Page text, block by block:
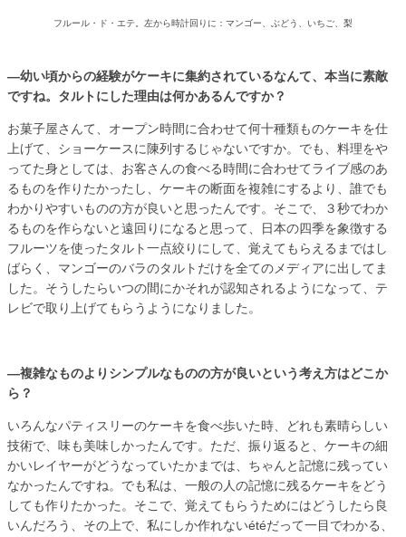
フルール・ド・エテ。左から時計回りに：マンゴー、ぶどう、いちご、梨
―幼い頃からの経験がケーキに集約されているなんて、本当に素敵
ですね。タルトにした理由は何かあるんですか？
お菓子屋さんて、オープン時間に合わせて何十種類ものケーキを仕
上げて、ショーケースに陳列するじゃないですか。でも、料理をや
ってた身としては、お客さんの食べる時間に合わせてライブ感のあ
るものを作りたかったし、ケーキの断面を複雑にするより、誰でも
わかりやすいものの方が良いと思ったんです。そこで、３秒でわか
るものを作らないと遠回りになると思って、日本の四季を象徴する
フルーツを使ったタルト一点絞りにして、覚えてもらえるまではし
ばらく、マンゴーのバラのタルトだけを全てのメディアに出してま
した。そうしたらいつの間にかそれが認知されるようになって、テ
レビで取り上げてもらうようになりました。
—複雑なものよりシンプルなものの方が良いという考え方はどこか
ら？
いろんなパティスリーのケーキを食べ歩いた時、どれも素晴らしい
技術で、味も美味しかったんです。ただ、振り返ると、ケーキの細
かいレイヤーがどうなっていたかまでは、ちゃんと記憶に残ってい
なかったんですね。でも私は、一般の人の記憶に残るケーキをどう
しても作りたかった。そこで、覚えてもらうためにはどうしたら良
いんだろう、その上で、私にしか作れないétéだって一目でわかる、